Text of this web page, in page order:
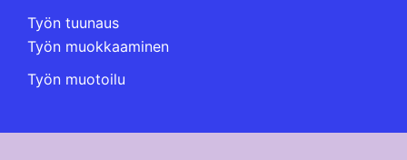
Työn tuunaus
Työn muokkaaminen
Työn muotoilu